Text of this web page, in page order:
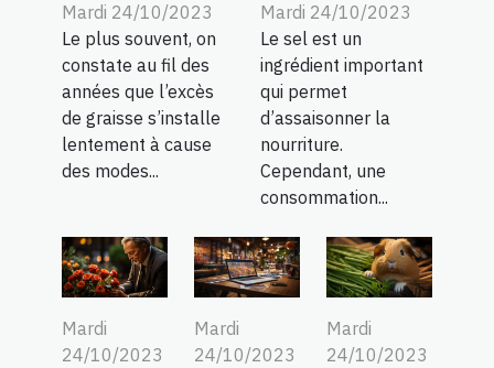
Mardi 24/10/2023
Le plus souvent, on
constate au fil des
années que l’excès
de graisse s’installe
lentement à cause
des modes...
Mardi 24/10/2023
Le sel est un
ingrédient important
qui permet
d’assaisonner la
nourriture.
Cependant, une
consommation...
Mardi
24/10/2023
Mardi
24/10/2023
Mardi
24/10/2023